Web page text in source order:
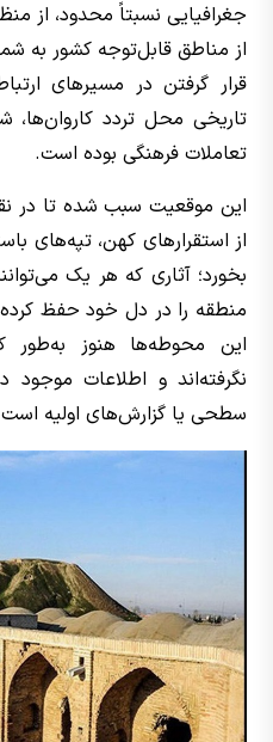
جغرافیایی نسبتاً محدود، از
از مناطق قابل‌توجه کشور به
قرار گرفتن در مسیرهای
تاریخی محل تردد کاروان‌ها،
تعاملات فرهنگی بوده است.
این موقعیت سبب شده تا در
از استقرارهای کهن، تپه‌های
بخورد؛ آثاری که هر یک
منطقه را در دل خود حفظ کرده
این محوطه‌ها هنوز به‌طور
نگرفته‌اند و اطلاعات
سطحی یا گزارش‌های اولیه